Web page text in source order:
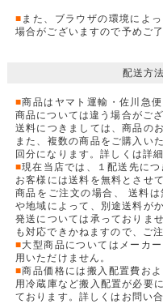
■ また、ブラウザの環境によ
場合がございますので予めご
配送方
■商品はヤマト運輸・佐川急
商品については違う場合がござ
送料につきましては、商品の
また、複数の商品をご購入い
回分になります。詳しくは詳
■現在当店では、１配送先に
お客様には送料を無料とさせ
商品をご注文の場合、 送料
や地域によって、別途送料が
発送については承っておりま
も対応できかねますので、ご
■大型商品についてはメーカ
用いただけません。
■商品価格には搬入配置費お
用冷蔵庫など搬入配置が必要
ております。詳しくはお問い